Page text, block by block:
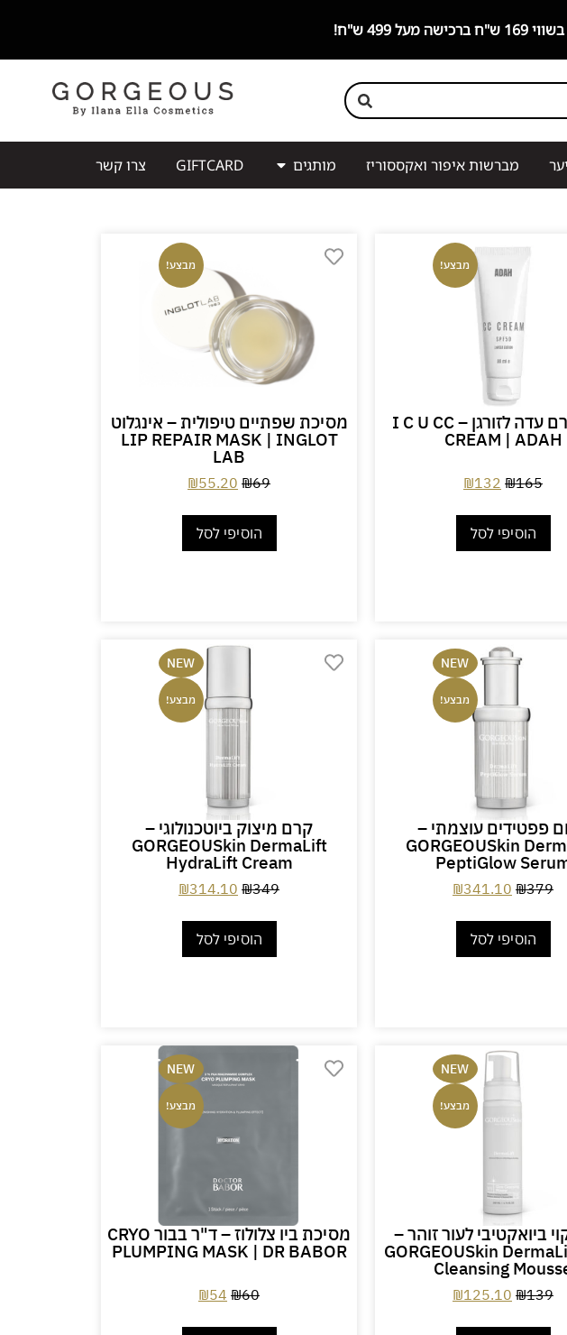
מברשות איפור ואקססוריז מותגים GIFTCARD צרו קשר
מבצע!
סיסי קרם עדה לזורגן – I C U CC
CREAM | ADAH
₪165
₪132
הוסיפי לסל
מבצע!
מסיכת שפתיים טיפולית – אינגלוט
LIP REPAIR MASK | INGLOT
LAB
₪69
₪55.20
הוסיפי לסל
NEW
מבצע!
פפטידים עוצמתי –
GORGEOUSkin
PeptiGlow
₪379
₪341.10
הוסיפי לסל
NEW
מבצע!
קרם מיצוק ביוטכנולוגי –
GORGEOUSkin DermaLift
HydraLift Cream
₪349
₪314.10
הוסיפי לסל
NEW
מבצע!
ביואקטיבי לעור זוהר –
GORGEOUSkin
Cleansing
₪139
₪125.10
NEW
מבצע!
מסיכת ביו צלולוז – ד"ר בבור CRYO
PLUMPING MASK | DR BABOR
₪60
₪54